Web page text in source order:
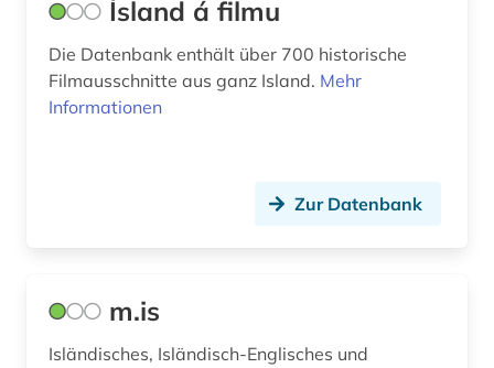
Ísland á filmu
Die Datenbank enthält über 700 historische
Filmausschnitte aus ganz Island. Mehr
Informationen
Zur Datenbank
m.is
Isländisches, Isländisch-Englisches und